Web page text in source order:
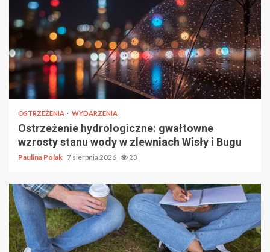
OSTRZEŻENIA WYDARZENIA
Ostrzeżenie hydrologiczne: gwałtowne
wzrosty stanu wody w zlewniach Wisły i Bugu
Paulina Polak 7 sierpnia 2026 23